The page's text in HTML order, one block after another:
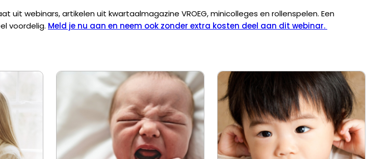
webinars, artikelen uit kwartaalmagazine VROEG, minicolleges en rollenspelen. Een
voordelig. Meld je nu aan en neem ook zonder extra kosten deel aan dit webinar.